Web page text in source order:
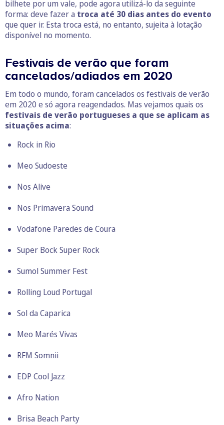
bilhete por um vale, pode agora utilizá-lo da seguinte
forma: deve fazer a troca até 30 dias antes do evento
que quer ir. Esta troca está, no entanto, sujeita à lotação
disponível no momento.
Festivais de verão que foram
cancelados/adiados em 2020
Em todo o mundo, foram cancelados os festivais de verão
em 2020 e só agora reagendados. Mas vejamos quais os
festivais de verão portugueses a que se aplicam as
situações acima:
Rock in Rio
Meo Sudoeste
Nos Alive
Nos Primavera Sound
Vodafone Paredes de Coura
Super Bock Super Rock
Sumol Summer Fest
Rolling Loud Portugal
Sol da Caparica
Meo Marés Vivas
RFM Somnii
EDP Cool Jazz
Afro Nation
Brisa Beach Party